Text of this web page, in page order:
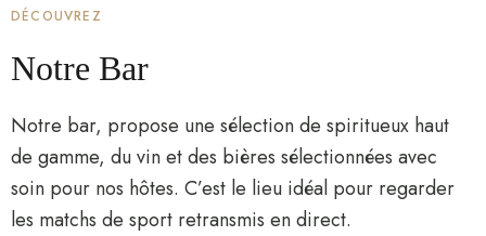
DÉCOUVREZ
Notre Bar
Notre bar, propose une sélection de spiritueux haut
de gamme, du vin et des bières sélectionnées avec
soin pour nos hôtes. C’est le lieu idéal pour regarder
les matchs de sport retransmis en direct.